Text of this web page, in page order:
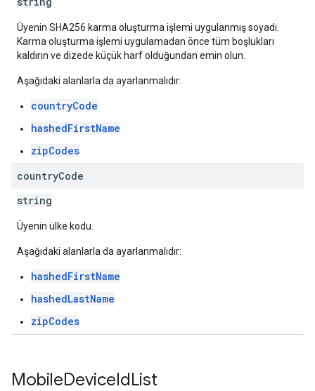
Üyenin SHA256 karma oluşturma işlemi uygulanmış soyadı.
Karma oluşturma işlemi uygulamadan önce tüm boşlukları
kaldırın ve dizede küçük harf olduğundan emin olun.
Aşağıdaki alanlarla da ayarlanmalıdır:
countryCode
hashedFirstName
zipCodes
countryCode
string
Üyenin ülke kodu.
Aşağıdaki alanlarla da ayarlanmalıdır:
hashedFirstName
hashedLastName
zipCodes
MobileDeviceIdList